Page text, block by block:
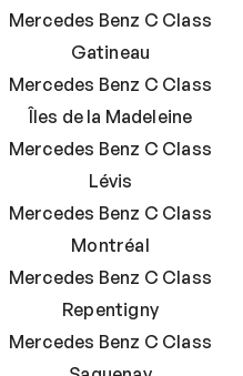
Mercedes Benz C Class
Gatineau
Mercedes Benz C Class
Îles de la Madeleine
Mercedes Benz C Class
Lévis
Mercedes Benz C Class
Montréal
Mercedes Benz C Class
Repentigny
Mercedes Benz C Class